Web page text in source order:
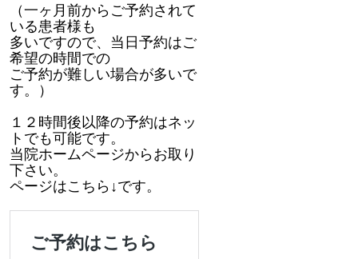
（一ヶ月前からご予約されて
いる患者様も
多いですので、当日予約はご
希望の時間での
ご予約が難しい場合が多いで
す。）
１２時間後以降の予約はネッ
トでも可能です。
当院ホームページからお取り
下さい。
ページはこちら↓です。